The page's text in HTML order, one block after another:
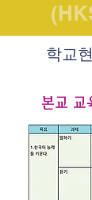
학교
본교 교